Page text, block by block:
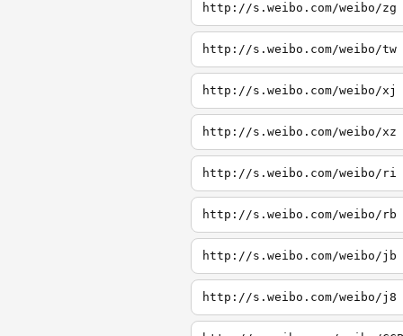
http://s.weibo.com/weibo/zg
http://s.weibo.com/weibo/tw
http://s.weibo.com/weibo/xj
http://s.weibo.com/weibo/xz
http://s.weibo.com/weibo/ri
http://s.weibo.com/weibo/rb
http://s.weibo.com/weibo/jb
http://s.weibo.com/weibo/j8